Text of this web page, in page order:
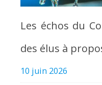
Les échos du
des élus à
10 juin 2026